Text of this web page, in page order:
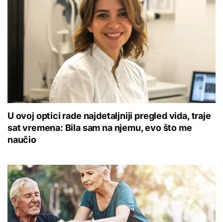
U ovoj optici rade najdetaljniji pregled vida, traje
sat vremena: Bila sam na njemu, evo što me
naučio